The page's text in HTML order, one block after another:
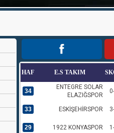
HAF E.S TAKIM
34
ENTEGRE SOLAR
ELAZIĞSPOR
33 ESKİŞEHİRSPOR
29 1922 KONYASPOR